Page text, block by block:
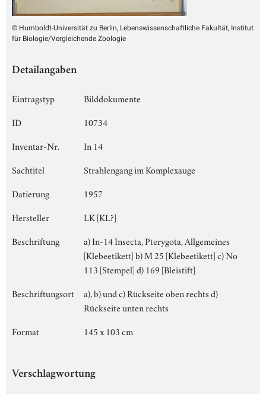
© Humboldt-Universität zu Berlin, Lebenswissenschaftliche Fakultät, Institut
für Biologie/Vergleichende Zoologie
Detailangaben
Eintragstyp
Bilddokumente
ID
10734
Inventar-Nr.
In 14
Sachtitel
Strahlengang im Komplexauge
Datierung
1957
Hersteller
LK [KL?]
Beschriftung
a) In-14 Insecta, Pterygota, Allgemeines
[Klebeetikett] b) M 25 [Klebeetikett] c) No
113 [Stempel] d) 169 [Bleistift]
Beschriftungsort
a), b) und c) Rückseite oben rechts d)
Rückseite unten rechts
Format
145 x 103 cm
Verschlagwortung